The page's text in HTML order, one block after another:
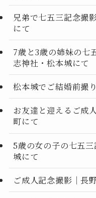
兄弟で七五三記念撮
にて
7歳と3歳の姉妹の七
志神社・松本城にて
松本城でご結婚前撮
お友達と迎えるご成
町にて
5歳の女の子の七五
城にて
ご成人記念撮影｜長